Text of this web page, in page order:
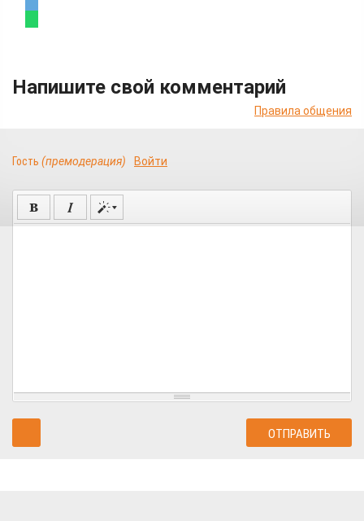
Напишите свой комментарий
Правила общения
Гость (премодерация) Войти